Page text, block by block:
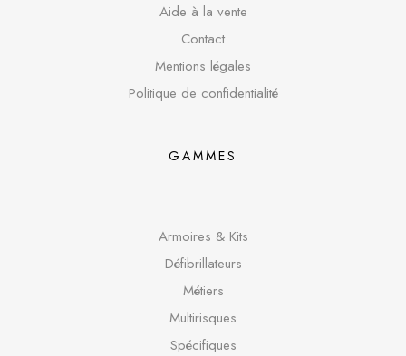
Aide à la vente
Contact
Mentions légales
Politique de confidentialité
GAMMES
Armoires & Kits
Défibrillateurs
Métiers
Multirisques
Spécifiques